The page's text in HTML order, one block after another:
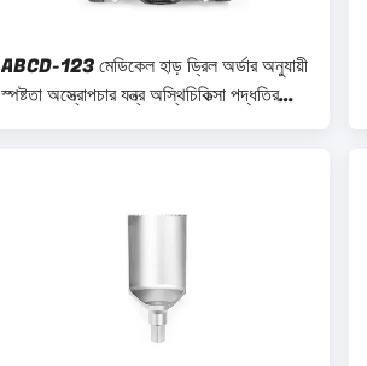
ABCD-123 মেডিকেল হাড় ড্রিল অর্ডার অনুযায়ী
স্পষ্টতা অস্ত্রোপচার যন্ত্র অস্থিচিকিত্সা পদ্ধতির
জন্য কাস্টমাইজযোগ্য অপশন